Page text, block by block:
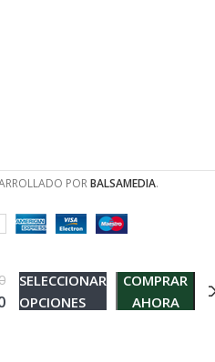
PORBALSAMEDIA.
SELECCIONAR
OPCIONES
COMPRAR
AHORA